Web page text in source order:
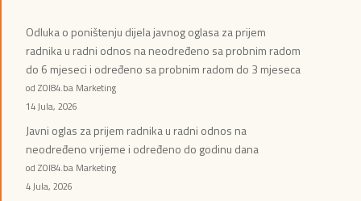
Odluka o poništenju dijela javnog oglasa za prijem
radnika u radni odnos na neodređeno sa probnim radom
do 6 mjeseci i određeno sa probnim radom do 3 mjeseca
od ZOI84.ba Marketing
14 Jula, 2026
Javni oglas za prijem radnika u radni odnos na
neodređeno vrijeme i određeno do godinu dana
od ZOI84.ba Marketing
4 Jula, 2026